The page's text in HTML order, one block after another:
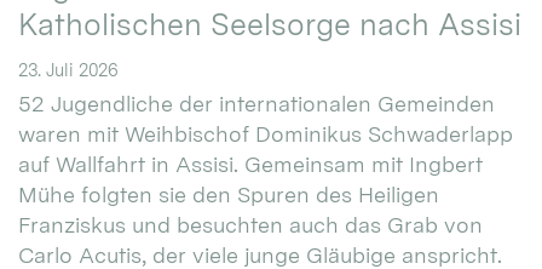
Katholischen Seelsorge nach Assisi
23. Juli 2026
52 Jugendliche der internationalen Gemeinden
waren mit Weihbischof Dominikus Schwaderlapp
auf Wallfahrt in Assisi. Gemeinsam mit Ingbert
Mühe folgten sie den Spuren des Heiligen
Franziskus und besuchten auch das Grab von
Carlo Acutis, der viele junge Gläubige anspricht.